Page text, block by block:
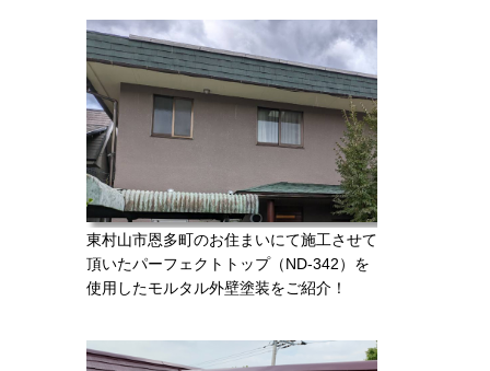
東村山市恩多町のお住まいにて施工させて
頂いたパーフェクトトップ（ND-342）を
使用したモルタル外壁塗装をご紹介！